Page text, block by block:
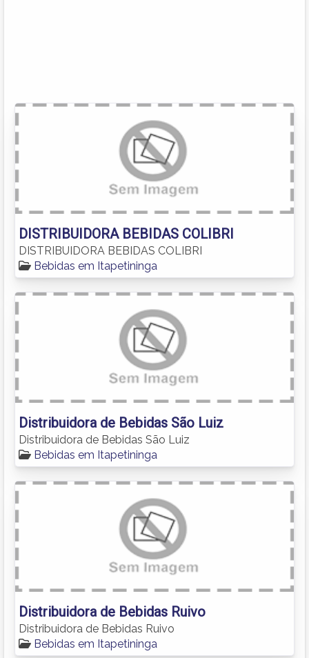
DISTRIBUIDORA BEBIDAS COLIBRI
DISTRIBUIDORA BEBIDAS COLIBRI
Bebidas em Itapetininga
Distribuidora de Bebidas São Luiz
Distribuidora de Bebidas São Luiz
Bebidas em Itapetininga
Distribuidora de Bebidas Ruivo
Distribuidora de Bebidas Ruivo
Bebidas em Itapetininga